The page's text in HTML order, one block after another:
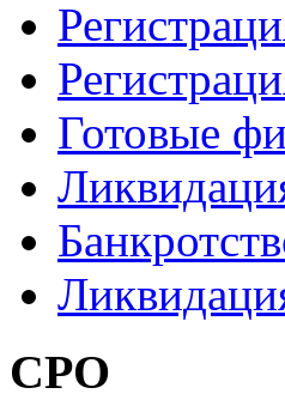
Готовые
СРО